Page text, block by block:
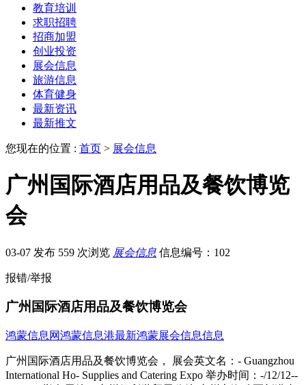
教育培训
求职招聘
招商加盟
创业投资
展会信息
旅游信息
体育健身
最新资讯
最新推文
您现在的位置 : 首页 > 展会信息
广州国际酒店用品及餐饮博览
会
03-07 发布 559 次浏览 展会信息 信息编号：102
报错/举报
广州国际酒店用品及餐饮博览会
鸿蒙信息网鸿蒙信息港最新鸿蒙展会信息信息
广州国际酒店用品及餐饮博览会， 展会英文名：- Guangzhou International Ho- Supplies and Catering Expo 举办时间：-/12/12----/12/14 举办展馆：广州保利世贸展览馆;广州市海珠区新港东路1000号 乘车路线 所属行业：酒店用品 展会城市：广东|广州市 承办单位：上海博-际展览有限公司 展会面积：68256平方米 所用展厅：hall1,hall2,hall3,hall4,hall5,hall6, 举办届数：5届 举办周期：一年一届 官方-：-s://.jiagle/jiudian_zhanhui_guangzhou/ 参观登记 展位预订 设计搭建 本展会所属专题：酒店设备展会(4)酒店用品展会(3) 历届展会对比 展会名称 场馆 时间 面积 照片 展商数量 -广州国际酒店用品及餐饮博览会 广州保利世贸展览.. -/12/16 68256㎡ --------- --------- -广州国际酒店用品及餐饮博览会 广州保利世贸展览.. -/12/15 68256㎡ --------- 290家;查看 -广州国际酒店用品及餐饮博览会 广州保利世贸展览.. -/12/12 68256㎡ --------- 471家;查看 -广州国际酒店用品及餐饮博览会 广州保利世贸展览.. -/12/17 68256㎡ --------- --------- -上海国际酒店用品博览会（广州 广州保利世贸展览.. -/12/12 45504㎡ --------- --------- -上海国际酒店用品博览会（广州 广州保利世贸展览.. -/12/12 45504㎡ --------- 439家;查看 -上海国际酒店用品博览会（广州 广州保利世贸展览.. -/12/15 34128㎡ --------- 183家;查看 展会简介 12月17日-12月19日，第四届广州国际酒店用品及餐饮博览会已于广州保利世贸博览馆1-6 号馆（广州市海珠区新港东路1000号）顺利召开，展会得到广东酒店业协会等行业协会的大力支持，同期还将举办广州国际高端食品与饮料展览会。- 年以来，全国消费升级高歌猛进，我国餐饮行业总收入同比增长 11.2%，广东省餐饮业规模高居全国第一，餐饮收入规模超3.5亿。而旅游酒店业的继续增长，无疑也助推了当地餐饮业的发展，广州全年共接待过夜旅游人数达 5,940.56 万人次，比上年增长 5.0%。得益于市场的快速稳健发展，HOTELEX广州四年来均保持大幅增速，本次规模相较继续扩大50%，满馆广州保利世贸博览馆，目前6馆已全部售罄，展出面积达到60000平方米。相比去年，今年展会品类细分更为专业、展出内容更丰富具体， 1-6号馆共有来自咖啡茶饮、餐饮设备、烹饪食材、烘焙与冰淇淋、酒店用品综合、餐饮-等6个大类的近600家展商参展，一站式采购平台应运而生。 参展范围 咖啡与茶、食品与饮料、餐饮设备、烘焙与冰淇淋、葡萄酒与烈酒、烹饪食材、桌面用品、酒店布草及纺织用品、客房电器及用品、酒店IT与安防设备、- - 上海博-际展览有限公司电话：021-33392411/2244地址：上海市徐汇区虹桥路355号城开国际大厦8楼 展位预定： 参观咨询： --> 由于本站部分展会信息来源于会员发布及网络，不完全保证信息的的准确性、真实性，如果您有任何疑问请直接联系展会官方确认。 更多>>参展商名录 公司名称 电话 传真 邮箱 联系人 -/特装 深圳市同和工贸有限公司 86-755-273 86-755-273